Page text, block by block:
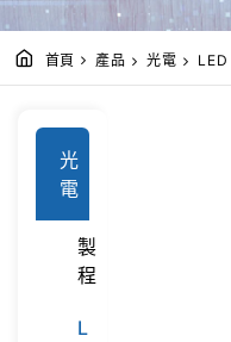
首頁 產品 光電 LED
光
電
製
程
L